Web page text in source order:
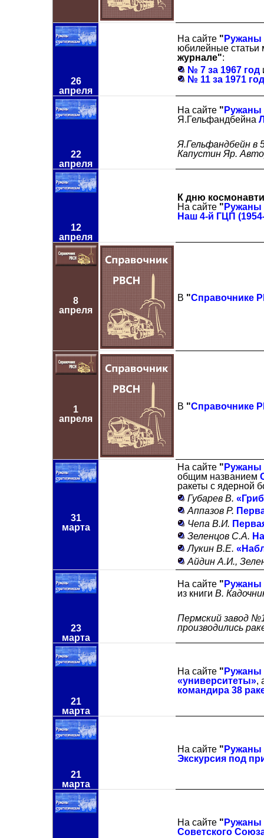
26
апреля
На сайте " Ружаны
юбилейные
журнале":
№ 7 за 1967 год
№ 11 за 1971 год
22
апреля
На сайте " Ружаны
Я.Гельфандбейна
Я.Гельфандбейн в
Капустин Яр.
12
апреля
К дню
На сайте " Ружаны
Наш 4-й ГЦП
8
апреля
В "Справочнике
1
апреля
В "Справочнике
31
марта
На сайте " Ружаны
общим названием
ракеты с ядерной
Губарев В.
Аппазов Р.
Чепа В.И.
Зеленцов С.А.
Лукин В.Е.
Айдин А.И.,
23
марта
На сайте " Ружаны
из книги В.
Пермский завод
производились
21
марта
На сайте " Ружаны
«университеты»,
командира 38
21
марта
На сайте " Ружаны
Экскурсия под
На сайте " Ружаны
Советского